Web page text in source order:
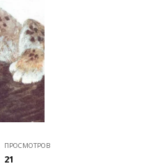
ПРОСМОТРОВ
21